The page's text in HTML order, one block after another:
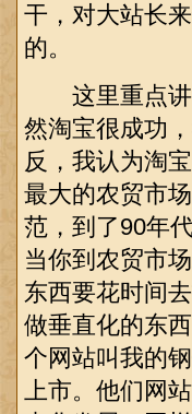
干，对大站长
的。
这里重点讲
然淘宝很成功
反，我认为淘
最大的农贸市
范，到了90年
当你到农贸市
东西要花时间
做垂直化的东
个网站叫我的
上市。他们网